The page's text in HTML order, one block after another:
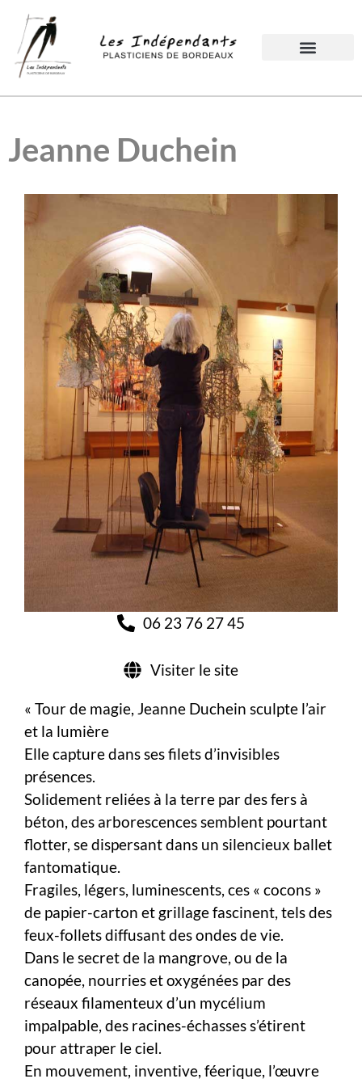
Jeanne Duchein
06 23 76 27 45
Visiter le site
« Tour de magie, Jeanne Duchein sculpte l’air
et la lumière
Elle capture dans ses filets d’invisibles
présences.
Solidement reliées à la terre par des fers à
béton, des arborescences semblent pourtant
flotter, se dispersant dans un silencieux ballet
fantomatique.
Fragiles, légers, luminescents, ces « cocons »
de papier-carton et grillage fascinent, tels des
feux-follets diffusant des ondes de vie.
Dans le secret de la mangrove, ou de la
canopée, nourries et oxygénées par des
réseaux filamenteux d’un mycélium
impalpable, des racines-échasses s’étirent
pour attraper le ciel.
En mouvement, inventive, féerique, l’œuvre